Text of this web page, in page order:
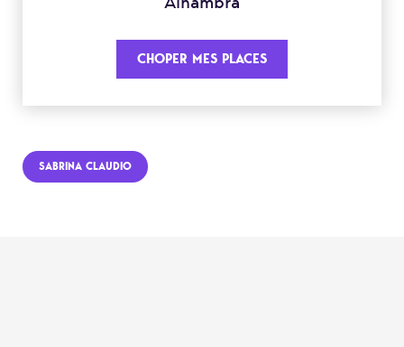
CHOPER MES PLACES
SABRINA CLAUDIO